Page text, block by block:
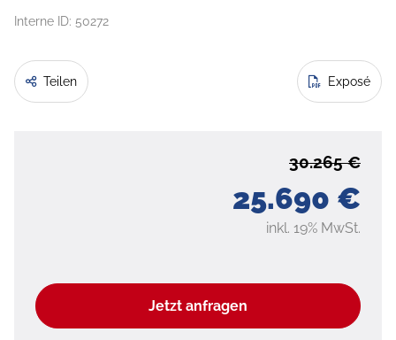
Interne ID: 50272
Teilen Exposé
25.690 €
30.265 €
inkl. 19% MwSt.
Jetzt anfragen